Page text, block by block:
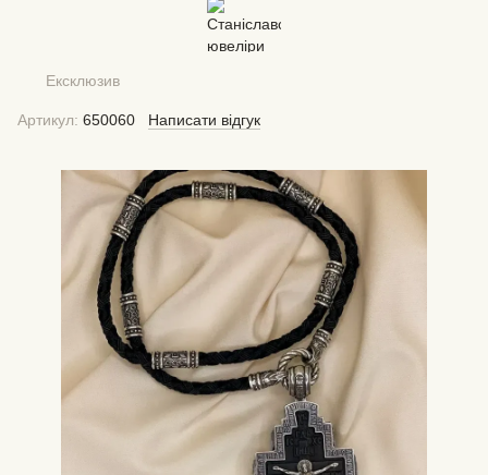
Ексклюзив
Артикул: 650060 Написати відгук